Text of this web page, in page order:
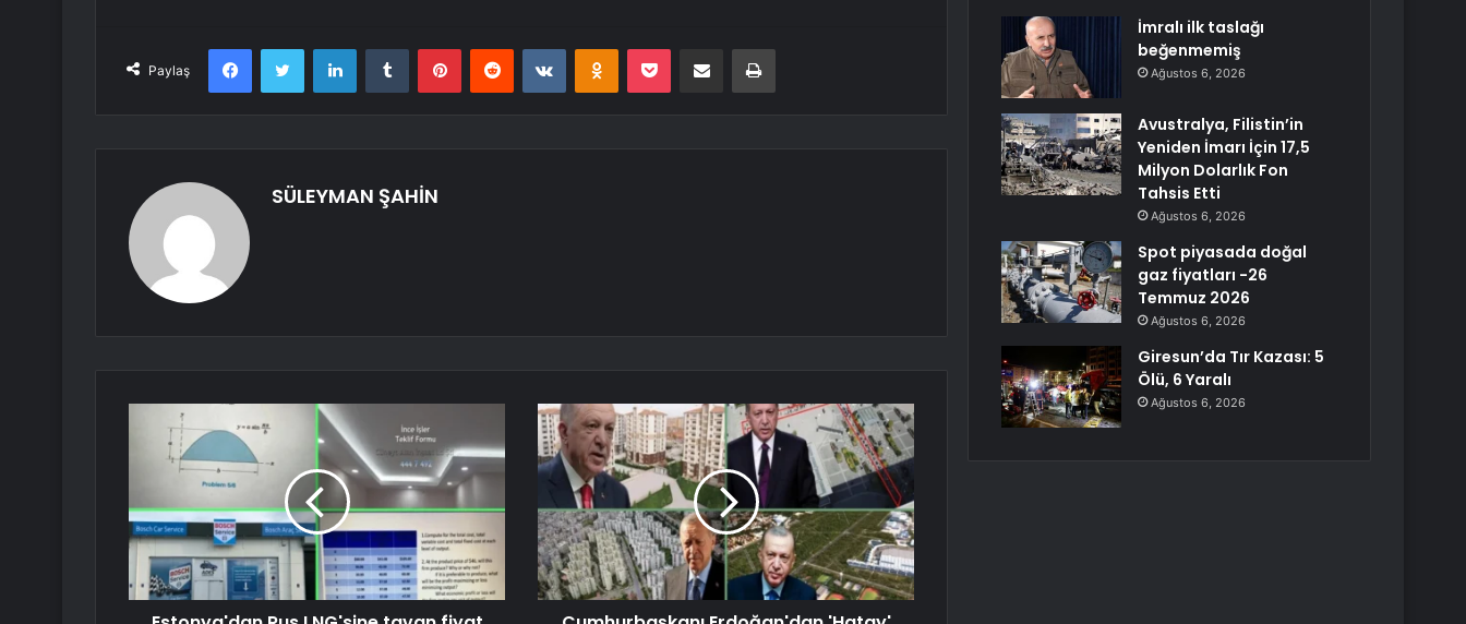
Paylaş
FacebookTwitter LinkedInTumblr PinterestReddit VKontakteOdnoklassniki
Pocket E-Posta ile paylaş Yazdır
SÜLEYMAN ŞAHİN
İmralı ilk taslağı
beğenmemiş
Ağustos 6, 2026
Avustralya, Filistin’in
Yeniden İmarı İçin 17,5
Milyon Dolarlık Fon
Tahsis Etti
Ağustos 6, 2026
Spot piyasada doğal
gaz fiyatları -26
Temmuz 2026
Ağustos 6, 2026
Giresun’da Tır Kazası: 5
Ölü, 6 Yaralı
Ağustos 6, 2026